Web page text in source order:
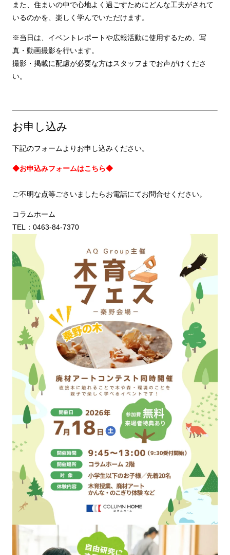
また、住まいの中で心地よく過ごすためにどんな工夫がされて
いるのかを、楽しく学んでいただけます。
※当日は、イベントレポートや広報活動に使用するため、写
真・動画撮影を行います。
撮影・掲載に配慮が必要な方はスタッフまでお声がけくださ
い。
お申し込み
下記のフォームよりお申し込みください。
◆お申込みフォームはこちら◆
ご不明な点等ごさいましたらお電話にてお問合せください。
コラムホーム
TEL：0463-84-7370